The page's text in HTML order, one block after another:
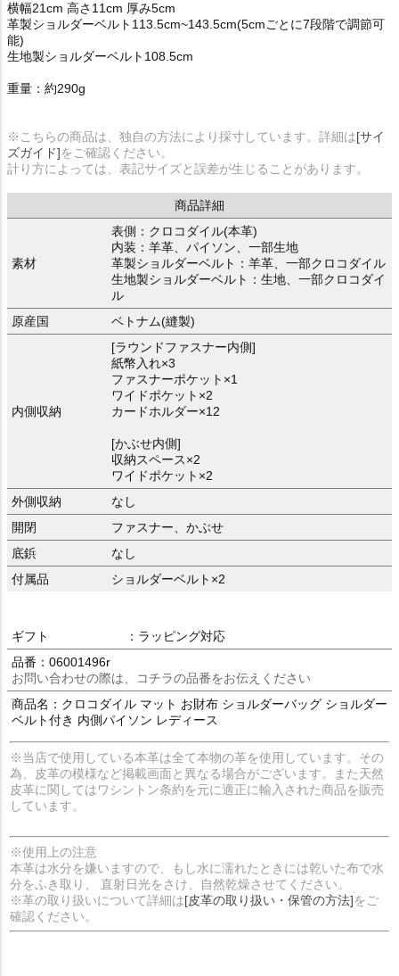
横幅21cm 高さ11cm 厚み5cm
革製ショルダーベルト113.5cm~143.5cm(5cmごとに7段階で調節可
能)
生地製ショルダーベルト108.5cm
重量：約290g
※こちらの商品は、独自の方法により採寸しています。詳細は[サイ
ズガイド]をご確認ください。
計り方によっては、表記サイズと誤差が生じることがあります。
商品詳細
素材
表側：クロコダイル(本革)
内装：羊革、パイソン、一部生地
革製ショルダーベルト：羊革、一部クロコダイル
生地製ショルダーベルト：生地、一部クロコダイ
ル
原産国
ベトナム(縫製)
内側収納
[ラウンドファスナー内側]
紙幣入れ×3
ファスナーポケット×1
ワイドポケット×2
カードホルダー×12
[かぶせ内側]
収納スペース×2
ワイドポケット×2
外側収納
なし
開閉
ファスナー、かぶせ
底鋲
なし
付属品
ショルダーベルト×2
ギフト
：ラッピング対応
品番：06001496r
お問い合わせの際は、コチラの品番をお伝えください
商品名：クロコダイル マット お財布 ショルダーバッグ ショルダー
ベルト付き 内側パイソン レディース
※当店で使用している本革は全て本物の革を使用しています。その
為、皮革の模様など掲載画面と異なる場合がございます。また天然
皮革に関してはワシントン条約を元に適正に輸入された商品を販売
しています。
※使用上の注意
本革は水分を嫌いますので、もし水に濡れたときには乾いた布で水
分をふき取り、 直射日光をさけ、自然乾燥させてください。
※革の取り扱いについて詳細は[皮革の取り扱い・保管の方法]をご
確認ください。